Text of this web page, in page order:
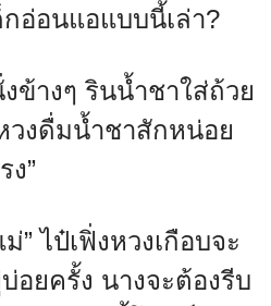
กอ่อนแอแบบนี้เล่า?
ข้างๆ รินน้ำชาใส่ถ้วย
วงดื่มน้ำชาสักหน่อย
ง”
ไป๋เฟิ่งหวงเกือบจะ
อยครั้ง นางจะต้องรีบ